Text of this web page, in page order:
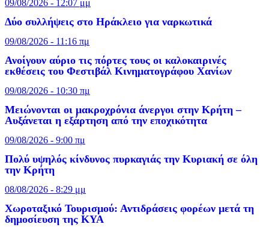
09/08/2026 - 12:07 μμ
Δύο συλλήψεις στο Ηράκλειο για ναρκωτικά
09/08/2026 - 11:16 πμ
Ανοίγουν αύριο τις πόρτες τους οι καλοκαιρινές
εκθέσεις του Φεστιβάλ Κινηματογράφου Χανίων
09/08/2026 - 10:30 πμ
Μειώνονται οι μακροχρόνια άνεργοι στην Κρήτη –
Αυξάνεται η εξάρτηση από την εποχικότητα
09/08/2026 - 9:00 πμ
Πολύ υψηλός κίνδυνος πυρκαγιάς την Κυριακή σε όλη
την Κρήτη
08/08/2026 - 8:29 μμ
Χωροταξικό Τουρισμού: Αντιδράσεις φορέων μετά τη
δημοσίευση της ΚΥΑ